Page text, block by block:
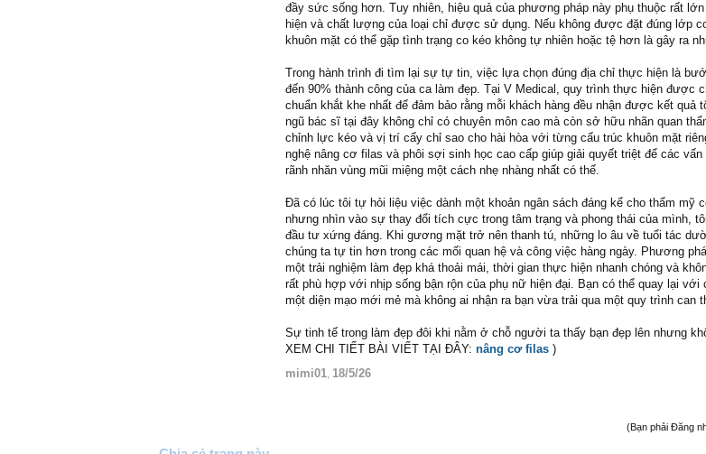
đầy sức sống hơn. Tuy nhiên, hiệu quả của phương pháp này phụ thuộc rất
hiện và chất lượng của loại chỉ được sử dụng. Nếu không được đặt đúng lớp
khuôn mặt có thể gặp tình trạng co kéo không tự nhiên hoặc tệ hơn là gây ra
Trong hành trình đi tìm lại sự tự tin, việc lựa chọn đúng địa chỉ thực hiện là
đến 90% thành công của ca làm đẹp. Tại V Medical, quy trình thực hiện được
chuẩn khắt khe nhất để đảm bảo rằng mỗi khách hàng đều nhận được kết quả
ngũ bác sĩ tại đây không chỉ có chuyên môn cao mà còn sở hữu nhãn quan
chỉnh lực kéo và vị trí cấy chỉ sao cho hài hòa với từng cấu trúc khuôn mặt
nghệ nâng cơ filas và phôi sợi sinh học cao cấp giúp giải quyết triệt để các
rãnh nhăn vùng mũi miệng một cách nhẹ nhàng nhất có thể.
Đã có lúc tôi tự hỏi liệu việc dành một khoản ngân sách đáng kể cho thẩm mỹ
nhưng nhìn vào sự thay đổi tích cực trong tâm trạng và phong thái của mình,
đầu tư xứng đáng. Khi gương mặt trở nên thanh tú, những lo âu về tuổi tác
chúng ta tự tin hơn trong các mối quan hệ và công việc hàng ngày. Phương
một trải nghiệm làm đẹp khá thoải mái, thời gian thực hiện nhanh chóng và
rất phù hợp với nhịp sống bận rộn của phụ nữ hiện đại. Bạn có thể quay lại với
một diện mạo mới mẻ mà không ai nhận ra bạn vừa trải qua một quy trình can
Sự tinh tế trong làm đẹp đôi khi nằm ở chỗ người ta thấy bạn đẹp lên nhưng
XEM CHI TIẾT BÀI VIẾT TẠI ĐÂY: nâng cơ filas )
mimi01 18/5/26
(Bạn phải Đăng